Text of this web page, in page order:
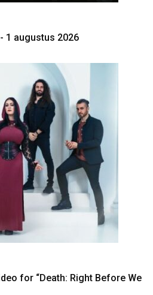
1 augustus 2026
for “Death: Right Before We